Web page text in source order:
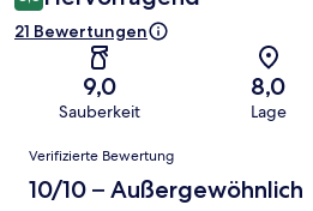
21 Bewertungen
9,0
Sauberkeit
8,0
Lage
Bewertungen
Verifizierte Bewertung
10/10 – Außergewöhnlich